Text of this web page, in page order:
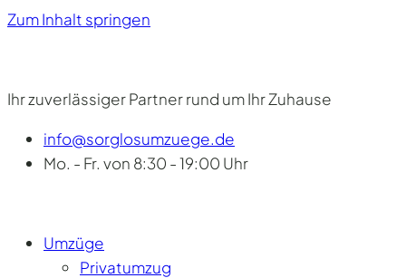
Zum Inhalt springen
Ihr zuverlässiger Partner rund um Ihr Zuhause
info@sorglosumzuege.de
Mo. - Fr. von 8:30 - 19:00 Uhr
Umzüge
Privatumzug